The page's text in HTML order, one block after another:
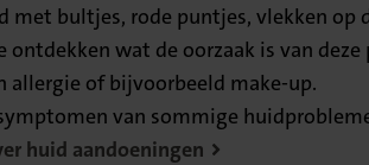
met bultjes, rode puntjes, vlekken
ontdekken wat de oorzaak is van
allergie of bijvoorbeeld make-up.
van sommige
huid aandoeningen